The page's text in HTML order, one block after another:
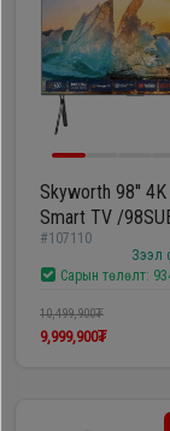
Skyworth 98'' 4K
Smart TV /
#107110
Зээл
Сарын төлөлт:
10,499,900₮
9,999,900₮